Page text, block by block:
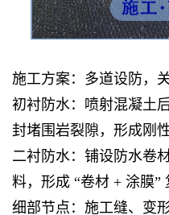
施工方案：多道设防，
初衬防水：喷射混凝土
封堵围岩裂隙，形成刚
二衬防水：铺设防水卷
料，形成 “卷材 + 涂膜”
细部节点：施工缝、变